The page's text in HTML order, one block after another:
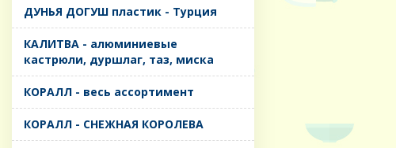
ДУНЬЯ ДОГУШ пластик - Турция
КАЛИТВА - алюминиевые
кастрюли, дуршлаг, таз, миска
КОРАЛЛ - весь ассортимент
КОРАЛЛ - СНЕЖНАЯ КОРОЛЕВА